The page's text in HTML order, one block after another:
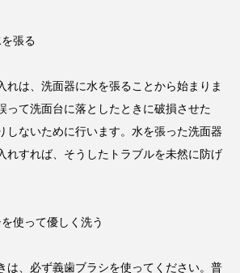
を張る
れは、洗面器に水を張ることから始まりま
って洗面台に落としたときに破損させた
しないために行います。水を張った洗面器
れすれば、そうしたトラブルを未然に防げ
使って優しく洗う
は、必ず義歯ブラシを使ってください。普